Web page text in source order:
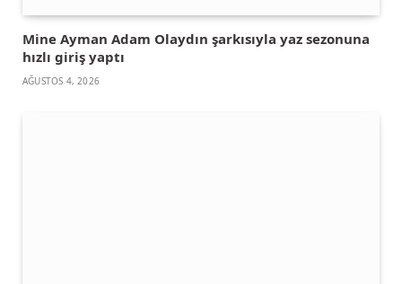
Mine Ayman Adam Olaydın şarkısıyla yaz sezonuna
hızlı giriş yaptı
AĞUSTOS 4, 2026